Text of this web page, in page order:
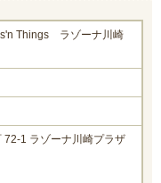
Things ラゾーナ川崎
72-1 ラゾーナ川崎プラザ